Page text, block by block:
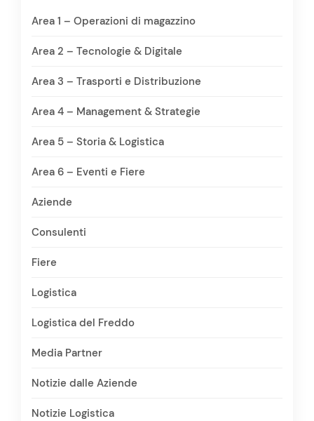
Area 1 – Operazioni di magazzino
Area 2 – Tecnologie & Digitale
Area 3 – Trasporti e Distribuzione
Area 4 – Management & Strategie
Area 5 – Storia & Logistica
Area 6 – Eventi e Fiere
Aziende
Consulenti
Fiere
Logistica
Logistica del Freddo
Media Partner
Notizie dalle Aziende
Notizie Logistica